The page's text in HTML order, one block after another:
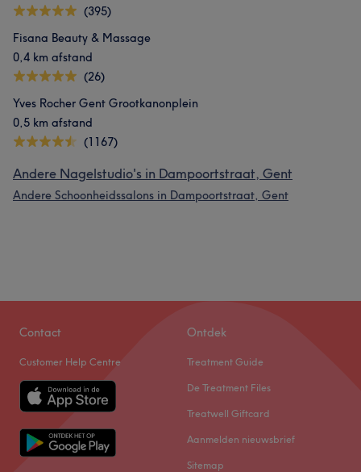
(395)
Fisana Beauty & Massage
0,4 km afstand
(26)
Yves Rocher Gent Grootkanonplein
0,5 km afstand
(1167)
Andere Nagelstudio's in Dampoortstraat, Gent
Andere Schoonheidssalons in Dampoortstraat, Gent
Contact
Customer Help Centre
Ontdek
Treatment Guide
De Treatment Files
Treatwell Giftcard
Aanmelden nieuwsbrief
Sitemap